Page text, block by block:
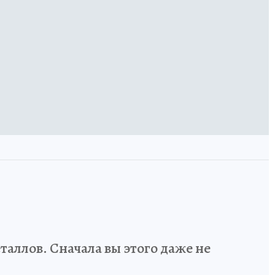
Сначала вы этого даже не